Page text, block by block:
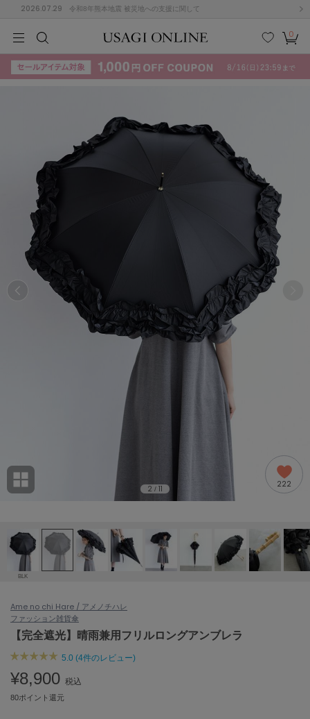
2026.07.29 令和8年熊本地震 被災地への支援に関して
検索
お気
に入
カー
ト
0
KIDSBABYBEAUTYLIFE STYLE
ス/ドレス (1179)
ームウェア (535)
ョン雑貨 (865)
/ランジェリー (127)
ェア (121)
(124)
KIDSBABYBEAUTYLIFE STYLE
E F G
J K
U
ACYM
アシーム
アディダス バイ ステラマッカートニー
Ame no chi Hare
アメノチハレ
ánuans
アニュアンス
アンヌーク
ASICS
Ballelite
2 / 11 222
BLK
Ame no chi Hare / アメノチハレ
ファッション雑貨傘
【完全遮光】晴雨兼用フリルロングアンブレラ
5.0 (4件のレビュー)
¥8,900 税込
80ポイント還元